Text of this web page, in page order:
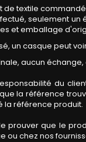
de textile
seulement
et emballage
un casque peut
aucun
du
la référence
la référence produit.
prouver que le
ou chez nos